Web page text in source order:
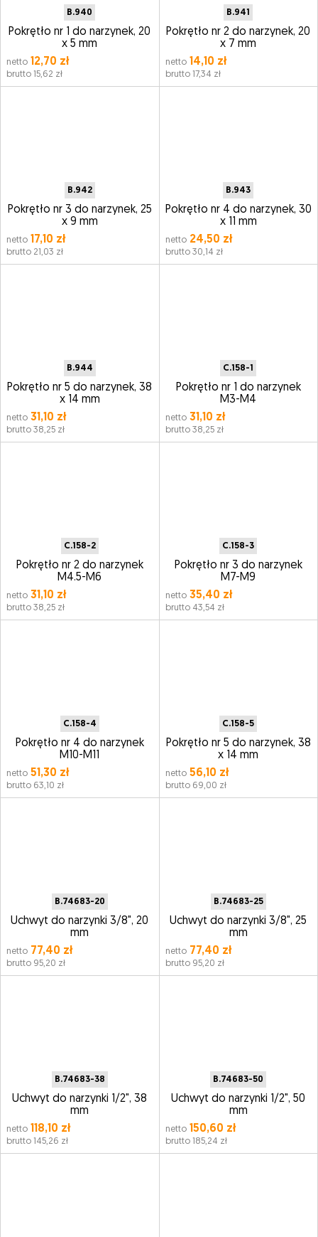
B.940
Pokrętło nr 1 do narzynek, 20
x 5 mm
netto 12,70 zł
brutto 15,62 zł
B.941
Pokrętło nr 2 do narzynek, 20
x 7 mm
netto14,10 zł
brutto 17,34 zł
B.942
Pokrętło nr 3 do narzynek, 25
x 9 mm
netto 17,10 zł
brutto 21,03 zł
B.943
Pokrętło nr 4 do narzynek, 30
x 11 mm
netto24,50 zł
brutto 30,14 zł
B.944
Pokrętło nr 5 do narzynek, 38
x 14 mm
netto 31,10 zł
brutto 38,25 zł
C.158-1
Pokrętło nr 1 do narzynek
M3-M4
netto31,10 zł
brutto 38,25 zł
C.158-2
Pokrętło nr 2 do narzynek
M4.5-M6
netto 31,10 zł
brutto 38,25 zł
C.158-3
Pokrętło nr 3 do narzynek
M7-M9
netto35,40 zł
brutto 43,54 zł
C.158-4
Pokrętło nr 4 do narzynek
M10-M11
netto 51,30 zł
brutto 63,10 zł
C.158-5
Pokrętło nr 5 do narzynek, 38
x 14 mm
netto56,10 zł
brutto 69,00 zł
B.74683-20
Uchwyt do narzynki 3/8", 20
mm
netto 77,40 zł
brutto 95,20 zł
B.74683-25
Uchwyt do narzynki 3/8", 25
mm
netto77,40 zł
brutto 95,20 zł
B.74683-38
Uchwyt do narzynki 1/2", 38
mm
netto 118,10 zł
brutto 145,26 zł
B.74683-50
Uchwyt do narzynki 1/2", 50
mm
netto150,60 zł
brutto 185,24 zł